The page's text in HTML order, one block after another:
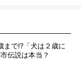
まで!?「犬は２歳に
市伝説は本当？